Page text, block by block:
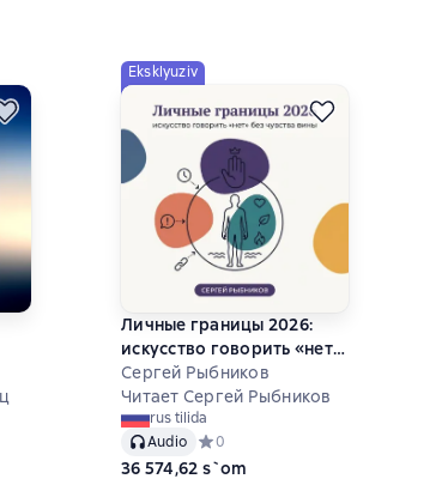
0 на основе 0 оценок
Eksklyuziv
Личные границы 2026:
искусство говорить «нет»
без чувства вины
Сергей Рыбников
Читает Сергей Рыбников
rus tilida
Audio
Средний рейтинг 0 на основе 0
0
36 574,62 s`om